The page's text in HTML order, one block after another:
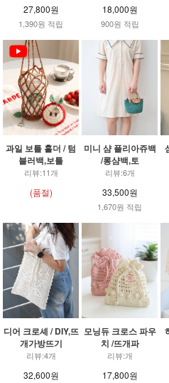
27,800원
1,390원 적립
18,000원
900원 적립
과일 보틀 홀더 / 텀
블러백,보틀
리뷰:11개
(품절)
미니 샴 플리아쥬백
/롱샴백,토
리뷰:6개
33,500원
1,670원 적립
디어 크로셰 / DIY,뜨
개가방뜨기
리뷰:4개
32,600원
모닝듀 크로스 파우
치 /뜨개파
리뷰:개
17,800원